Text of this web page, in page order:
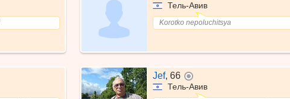
Тель-Авив
Korotko nepoluchitsya
Jef, 66
Тель-Авив